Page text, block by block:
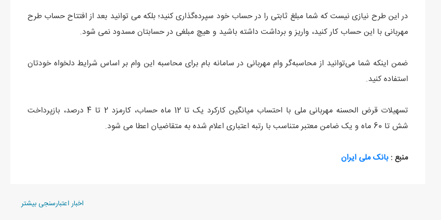
در این طرح نیازی نیست که شما مبلغ ثابتی را در حساب خود سپرده‌گذاری کنید؛ بلکه می ‌توانید بعد از افتتاح حساب طرح
مهربانی با این حساب کار کنید، واریز و برداشت داشته باشید و هیچ مبلغی در حسابتان مسدود نمی ‌شود.
ضمن اینکه شما می‌توانید از محاسبه‌گر وام مهربانی در سامانه بام برای محاسبه این وام بر اساس شرایط دلخواه خودتان
استفاده کنید.
تسهیلات قرض الحسنه مهربانی ملی با احتساب میانگین کارکرد یک تا 12 ماه حساب، کارمزد 2 تا 4 درصد، بازپرداخت
شش تا 60 ماه و یک ضامن معتبر متناسب با رتبه اعتباری اعلام شده به متقاضیان اعطا می شود.
منبع :بانک ملی ایران
اخبار اعتبارسنجی بیشتر